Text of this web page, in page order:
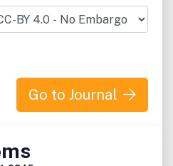
Go to Journal